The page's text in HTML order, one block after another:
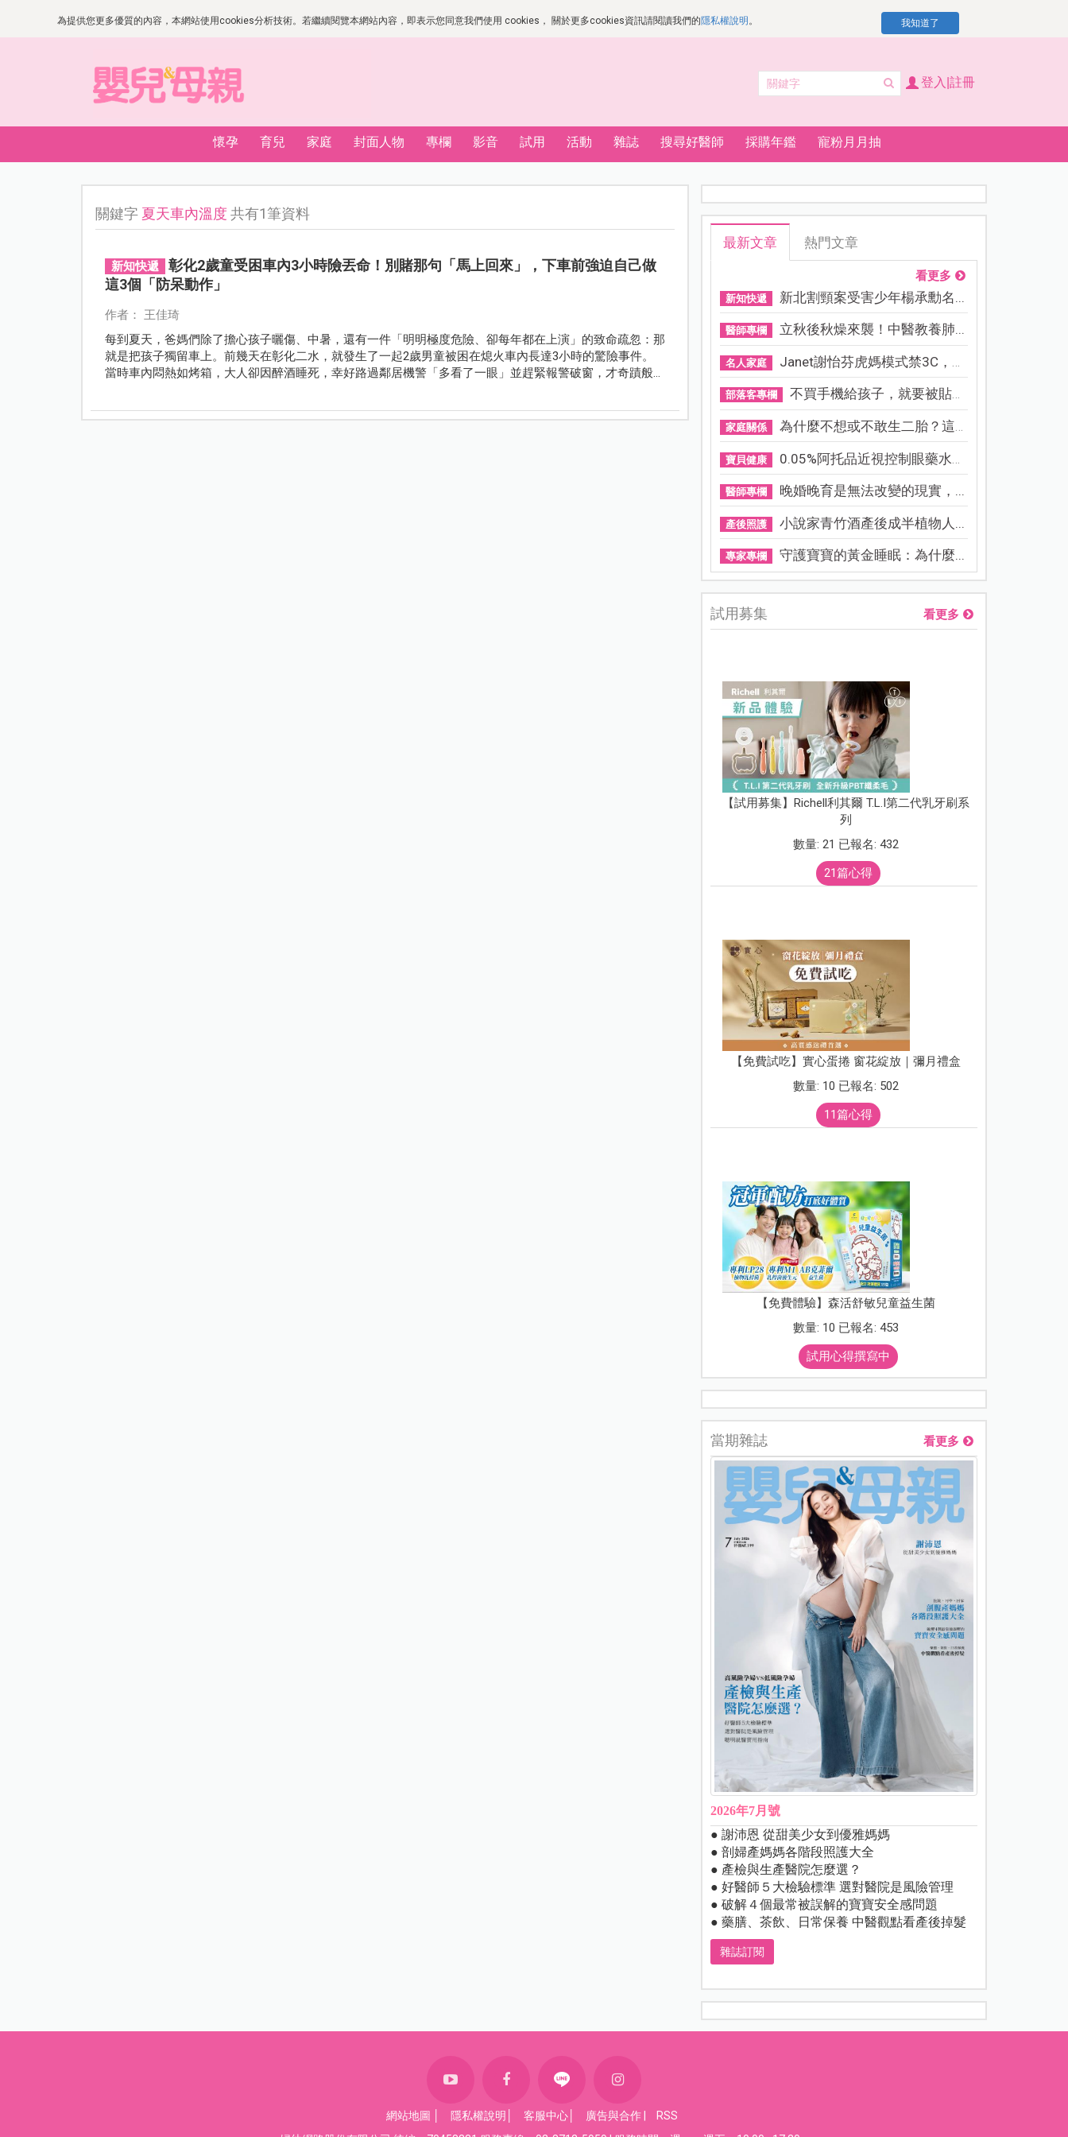
為提供您更多優質的內容，本網站使用cookies分析技術。若繼續閱覽本網站內容，即表示您同意我們使用 cookies， 關於更多cookies資訊請閱讀我們的隱私權說明 。 我知道了
登入|註冊
懷孕 育兒 家庭 封面人物 專欄 影音 試用 活動 雜誌 搜尋好醫師 採購年鑑 寵粉月月抽
關鍵字 夏天車內溫度 共有1筆資料
新知快遞
彰化2歲童受困車內3小時險丟命！別賭那句「馬上回來」，下車前強迫自己做
這3個「防呆動作」
作者： 王佳琦
每到夏天，爸媽們除了擔心孩子曬傷、中暑，還有一件「明明極度危險、卻每年都在上演」的致命疏忽：那
就是把孩子獨留車上。前幾天在彰化二水，就發生了一起2歲男童被困在熄火車內長達3小時的驚險事件。
當時車內悶熱如烤箱，大人卻因醉酒睡死，幸好路過鄰居機警「多看了一眼」並趕緊報警破窗，才奇蹟般地
最新文章 熱門文章
看更多
新知快遞 新北割頸案受害少年楊承勳名...
醫師專欄 立秋後秋燥來襲！中醫教養肺...
名人家庭 Janet謝怡芬虎媽模式禁3C，看...
部落客專欄 不買手機給孩子，就要被貼「...
家庭關係 為什麼不想或不敢生二胎？這8...
寶貝健康 0.05%阿托品近視控制眼藥水納...
醫師專欄 晚婚晚育是無法改變的現實，...
產後照護 小說家青竹酒產後成半植物人...
專家專欄 守護寶寶的黃金睡眠：為什麼...
試用募集 看更多
【試用募集】Richell利其爾 T.L.I第二代乳牙刷系
列
數量: 21 已報名: 432
21篇心得
【免費試吃】實心蛋捲 窗花綻放｜彌月禮盒
數量: 10 已報名: 502
11篇心得
【免費體驗】森活舒敏兒童益生菌
數量: 10 已報名: 453
試用心得撰寫中
當期雜誌 看更多
2026年7月號
● 謝沛恩 從甜美少女到優雅媽媽
● 剖婦產媽媽各階段照護大全
● 產檢與生產醫院怎麼選？
● 好醫師５大檢驗標準 選對醫院是風險管理
● 破解４個最常被誤解的寶寶安全感問題
● 藥膳、茶飲、日常保養 中醫觀點看產後掉髮
雜誌訂閱
網站地圖 隱私權說明 客服中心 廣告與合作
RSS